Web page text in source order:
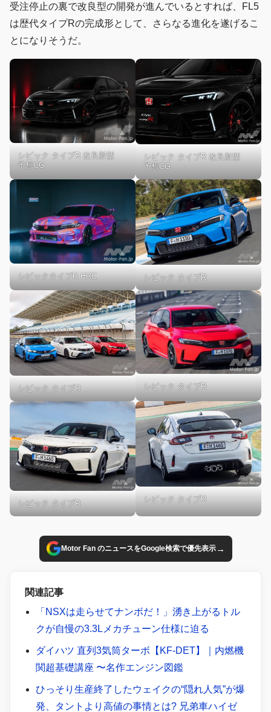
受注停止の裏で改良型の開発が進んでいるとすれば、FL5
は歴代タイプRの完成形として、さらなる進化を遂げるこ
とになりそうだ。
シビック タイプR 改良新型
予想CG
シビック タイプR 改良新型
予想CG
シビックタイプR HRC シビック タイプR
シビック タイプR シビック タイプR
シビック タイプR シビック タイプR
Motor Fan のニュースをGoogle検索で優先表示→
関連記事
「NSXは走らせてナンボだ！」湧き上がるトル
クが自慢の3.3Lメカチューン仕様に迫る
ダイハツ 直列3気筒ターボ【KF-DET】｜内燃機
関超基礎講座 〜名作エンジン図鑑
ひっそり生産終了したウェイクの“隠れ人気”が爆
発、タントより高値の事情とは? 兄弟車ハイゼ